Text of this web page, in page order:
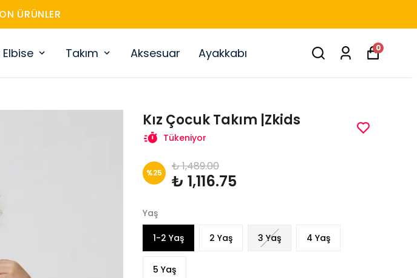
ÜRÜNLER
Elbise Takım Aksesuar Ayakkabı 0
Kız Çocuk Takım |Zkids
Tükeniyor
%25 ₺ 1,489.00
₺ 1,116.75
Yaş
1-2 Yaş 2 Yaş 3 Yaş 4 Yaş
5 Yaş